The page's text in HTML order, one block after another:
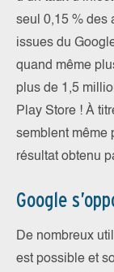
seul 0,15 % des
issues du
quand même
plus de 1,5
Play Store ! À
semblent même
résultat obtenu
Google
De nombreux
est possible et